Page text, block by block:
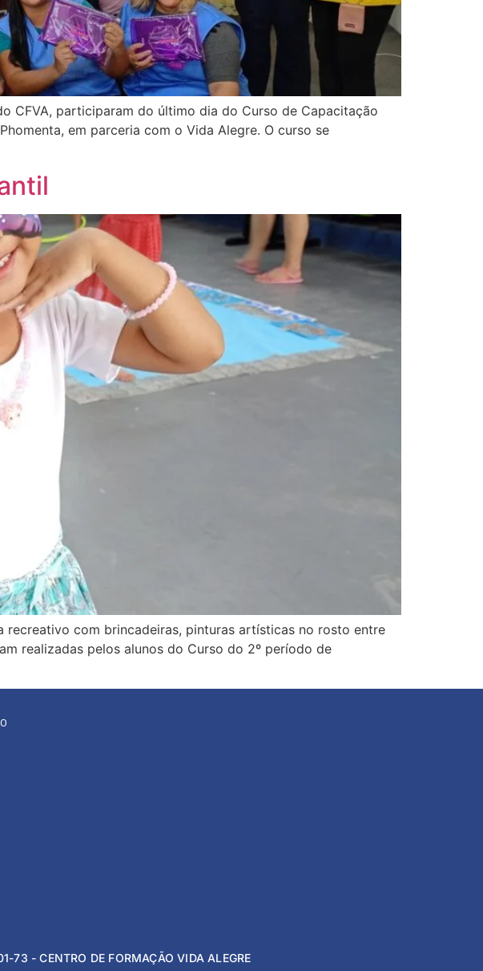
CFVA, participaram do último dia do Curso de Capacitação
em parceria com o Vida Alegre. O curso se
recreativo com brincadeiras, pinturas artísticas no rosto entre
realizadas pelos alunos do Curso do 2º período de
- CENTRO DE FORMAÇÃO VIDA ALEGRE